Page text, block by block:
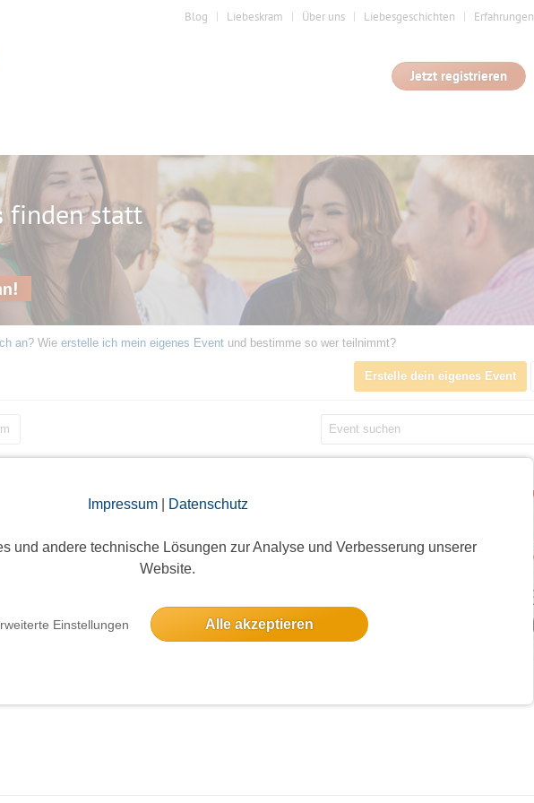
Impressum| Datenschutz
und andere technische Lösungen zur Analyse und Verbesserung unserer
Website.
Einstellungen Alle akzeptieren
Blog Liebeskram Über uns Liebesgeschichten Erfahrungen
Jetzt registrieren
finden statt
an? Wie erstelle ich mein eigenes Event und bestimme so wer teilnimmt?
Erstelle dein eigenes Event